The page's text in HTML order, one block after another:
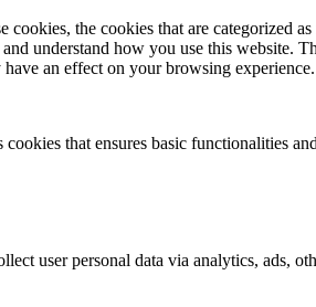
the cookies that are categorized
understand how you use this website.
an effect on your browsing experience.
that ensures basic functionalities
user personal data via analytics, ads,